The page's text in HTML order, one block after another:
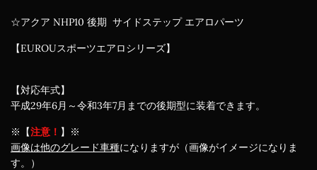
☆アクア NHP10 後期 サイドステップ エアロパーツ
【EUROUスポーツエアロシリーズ】
【対応年式】
平成29年6月～令和3年7月までの後期型に装着できます。
※【注意！ 】※
画像は他のグレード車種になりますが（画像がイメージになりま
す。）